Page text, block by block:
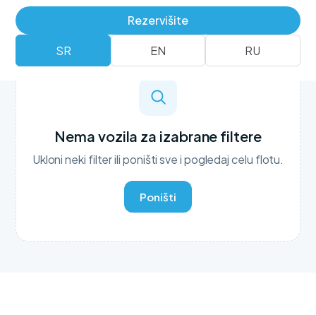
Rezervišite
SR EN RU
Nema vozila za izabrane filtere
Ukloni neki filter ili poništi sve i pogledaj celu flotu.
Poništi